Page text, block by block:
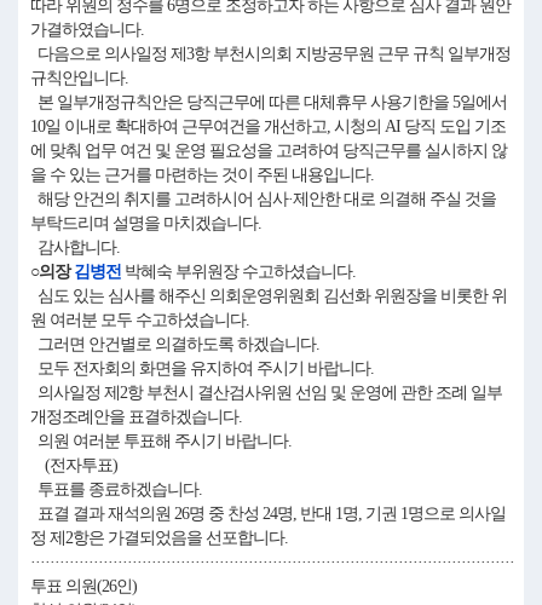
따라 위원의 정수를 6명으로 조정하고자 하는 사항으로 심사 결과 원안
가결하였습니다.
다음으로 의사일정 제3항 부천시의회 지방공무원 근무 규칙 일부개정
규칙안입니다.
본 일부개정규칙안은 당직근무에 따른 대체휴무 사용기한을 5일에서
10일 이내로 확대하여 근무여건을 개선하고, 시청의 AI 당직 도입 기조
에 맞춰 업무 여건 및 운영 필요성을 고려하여 당직근무를 실시하지 않
을 수 있는 근거를 마련하는 것이 주된 내용입니다.
해당 안건의 취지를 고려하시어 심사·제안한 대로 의결해 주실 것을
부탁드리며 설명을 마치겠습니다.
감사합니다.
○의장김병전 박혜숙 부위원장 수고하셨습니다.
심도 있는 심사를 해주신 의회운영위원회 김선화 위원장을 비롯한 위
원 여러분 모두 수고하셨습니다.
그러면 안건별로 의결하도록 하겠습니다.
모두 전자회의 화면을 유지하여 주시기 바랍니다.
의사일정 제2항 부천시 결산검사위원 선임 및 운영에 관한 조례 일부
개정조례안을 표결하겠습니다.
의원 여러분 투표해 주시기 바랍니다.
(전자투표)
투표를 종료하겠습니다.
표결 결과 재석의원 26명 중 찬성 24명, 반대 1명, 기권 1명으로 의사일
정 제2항은 가결되었음을 선포합니다.
····································································································
투표 의원(26인)